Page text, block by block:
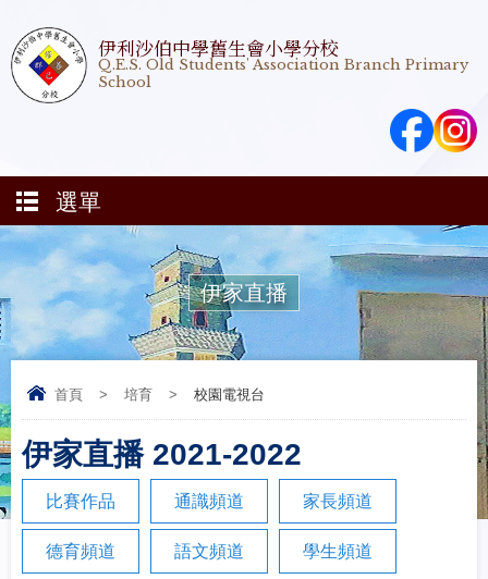
伊利沙伯中學舊生會小學分校
Q.E.S. Old Students' Association Branch Primary
School
選單
伊家直播
首頁 > 培育 > 校園電視台
伊家直播 2021-2022
比賽作品 通識頻道 家長頻道
德育頻道 語文頻道 學生頻道